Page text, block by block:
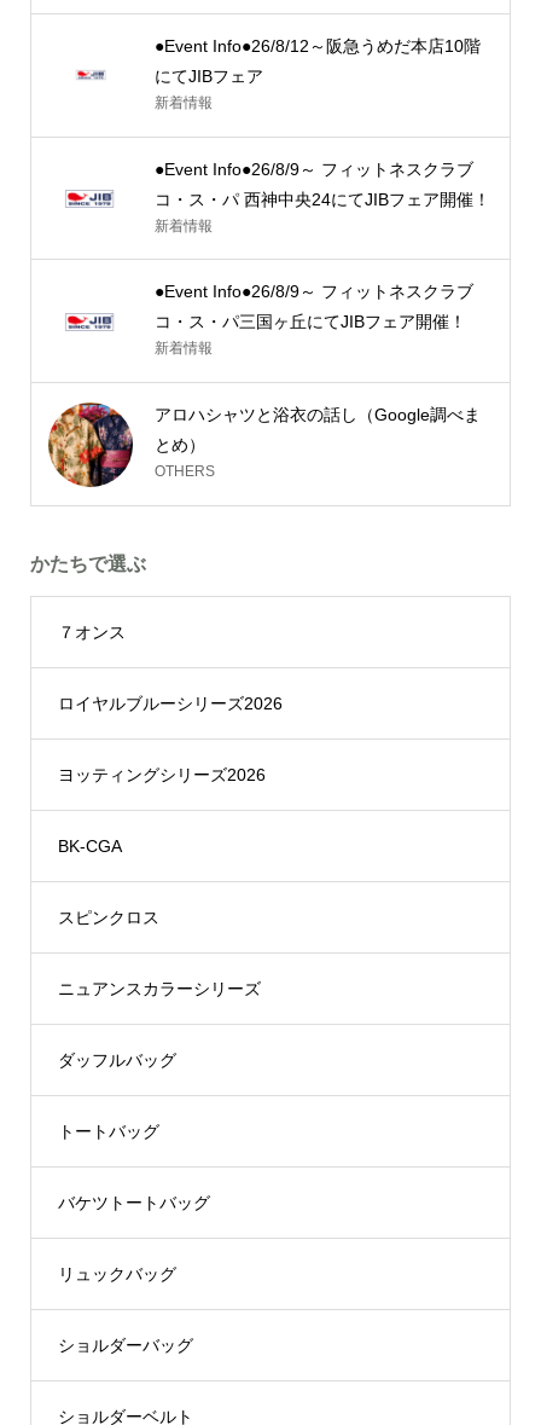
●Event Info●26/8/12～阪急うめだ本店10階
にてJIBフェア
新着情報
●Event Info●26/8/9～ フィットネスクラブ
コ・ス・パ 西神中央24にてJIBフェア開催！
新着情報
●Event Info●26/8/9～ フィットネスクラブ
コ・ス・パ三国ヶ丘にてJIBフェア開催！
新着情報
アロハシャツと浴衣の話し（Google調べま
とめ）
OTHERS
かたちで選ぶ
７オンス
ロイヤルブルーシリーズ2026
ヨッティングシリーズ2026
BK-CGA
スピンクロス
ニュアンスカラーシリーズ
ダッフルバッグ
トートバッグ
バケツトートバッグ
リュックバッグ
ショルダーバッグ
ショルダーベルト